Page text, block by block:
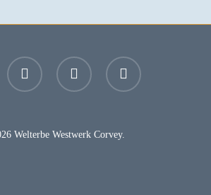
youtube instagram email
Welterbe Westwerk Corvey.